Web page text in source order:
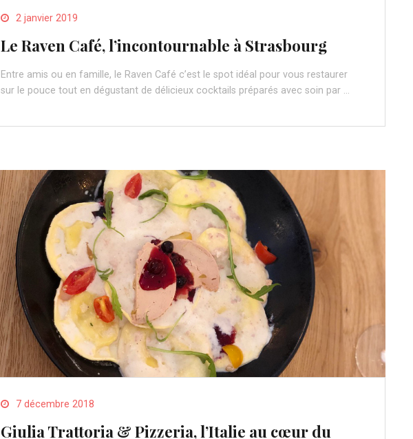
2 janvier 2019
Le Raven Café, l’incontournable à Strasbourg
Entre amis ou en famille, le Raven Café c’est le spot idéal pour vous restaurer
sur le pouce tout en dégustant de délicieux cocktails préparés avec soin par …
7 décembre 2018
Giulia Trattoria & Pizzeria, l’Italie au cœur du